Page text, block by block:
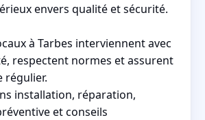
envers qualité et sécurité.
à Tarbes interviennent avec
respectent normes et assurent
régulier.
installation, réparation,
et conseils